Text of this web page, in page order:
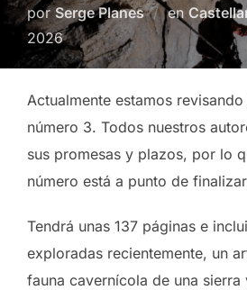
porSerge Planes en
2026
Actualmente estamos
número 3. Todos nuestros
sus promesas y plazos, por lo
número está a punto de
Tendrá unas 137 páginas e
exploradas recientemente, un
fauna cavernícola de una sierra